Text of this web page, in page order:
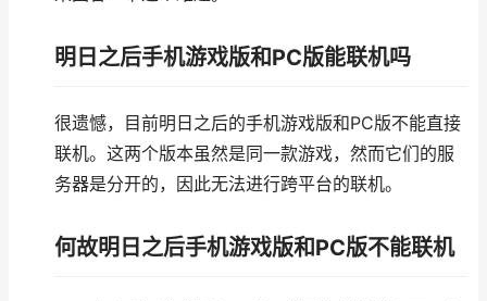
明日之后手机游戏版和PC版能联机吗
很遗憾，目前明日之后的手机游戏版和PC版不能直接
联机。这两个版本虽然是同一款游戏，然而它们的服
务器是分开的，因此无法进行跨平台的联机。
何故明日之后手机游戏版和PC版不能联机